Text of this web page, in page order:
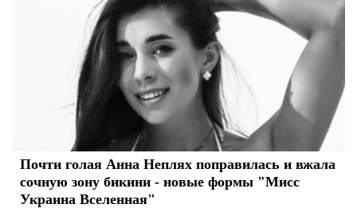
Почти голая Анна Неплях поправилась и вжала
сочную зону бикини - новые формы "Мисс
Украина Вселенная"